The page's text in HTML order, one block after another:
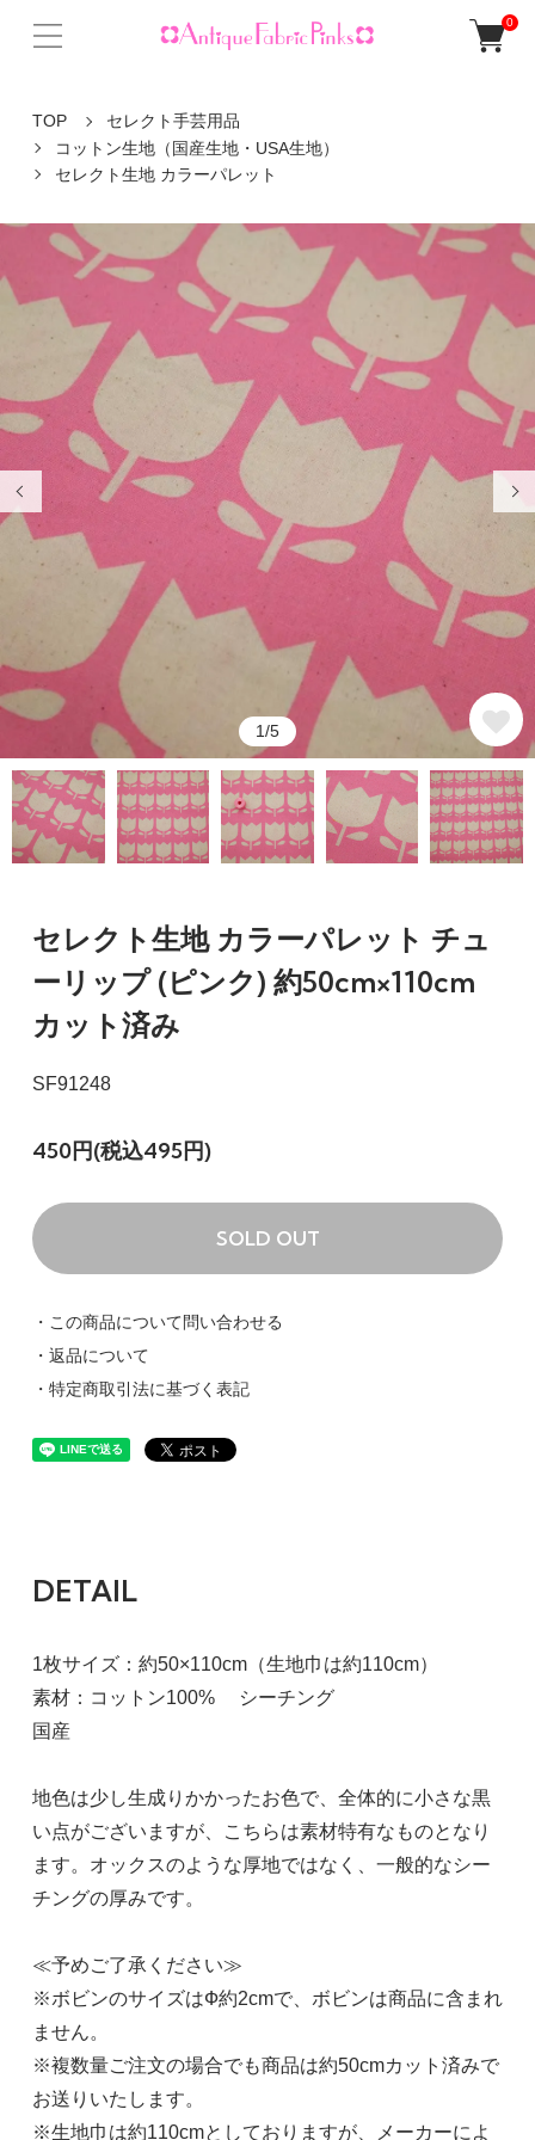
0
TOP
セレクト手芸用品
コットン生地（国産生地・USA生地）
セレクト生地 カラーパレット
1/5
セレクト生地 カラーパレット チュ
ーリップ (ピンク) 約50cm×110cm
カット済み
SF91248
450円(税込495円)
SOLD OUT
・この商品について問い合わせる
・返品について
・特定商取引法に基づく表記
DETAIL
1枚サイズ：約50×110cm（生地巾は約110cm）
素材：コットン100% シーチング
国産
地色は少し生成りかかったお色で、全体的に小さな黒
い点がございますが、こちらは素材特有なものとなり
ます。オックスのような厚地ではなく、一般的なシー
チングの厚みです。
≪予めご了承ください≫
※ボビンのサイズはФ約2cmで、ボビンは商品に含まれ
ません。
※複数量ご注文の場合でも商品は約50cmカット済みで
お送りいたします。
※生地巾は約110cmとしておりますが、メーカーによ